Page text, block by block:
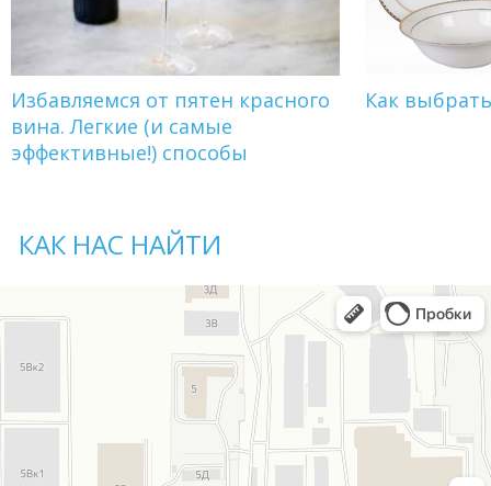
Избавляемся от пятен красного
вина. Легкие (и самые
эффективные!) способы
Как
КАК НАС НАЙТИ